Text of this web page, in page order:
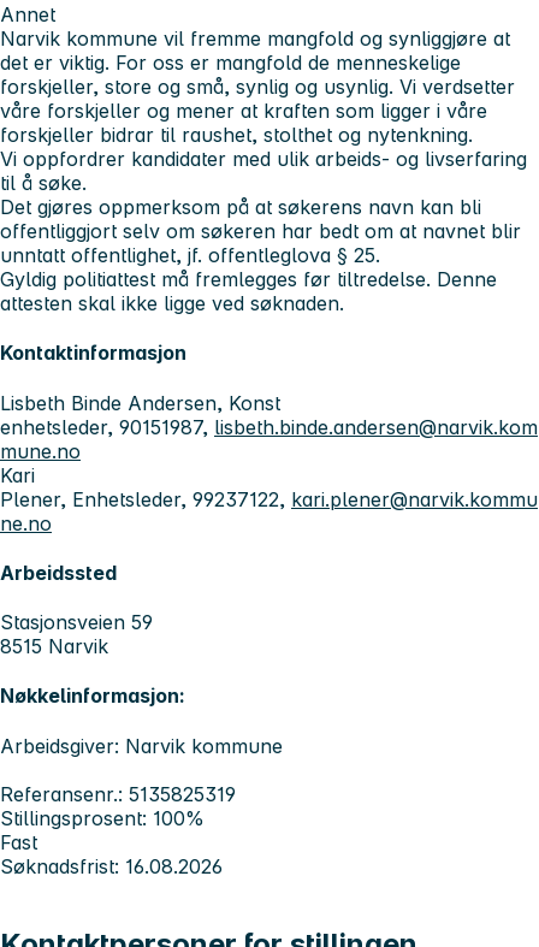
Annet
Narvik kommune vil fremme mangfold og synliggjøre at
det er viktig. For oss er mangfold de menneskelige
forskjeller, store og små, synlig og usynlig. Vi verdsetter
våre forskjeller og mener at kraften som ligger i våre
forskjeller bidrar til raushet, stolthet og nytenkning.
Vi oppfordrer kandidater med ulik arbeids- og livserfaring
til å søke.
Det gjøres oppmerksom på at søkerens navn kan bli
offentliggjort selv om søkeren har bedt om at navnet blir
unntatt offentlighet, jf. offentleglova § 25.
Gyldig politiattest må fremlegges før tiltredelse. Denne
attesten skal ikke ligge ved søknaden.
Kontaktinformasjon
Lisbeth Binde Andersen, Konst
enhetsleder, 90151987, lisbeth.binde.andersen@narvik.kom
mune.no
Kari
Plener, Enhetsleder, 99237122, kari.plener@narvik.kommu
ne.no
Arbeidssted
Stasjonsveien 59
8515 Narvik
Nøkkelinformasjon:
Arbeidsgiver: Narvik kommune
Referansenr.: 5135825319
Stillingsprosent: 100%
Fast
Søknadsfrist: 16.08.2026